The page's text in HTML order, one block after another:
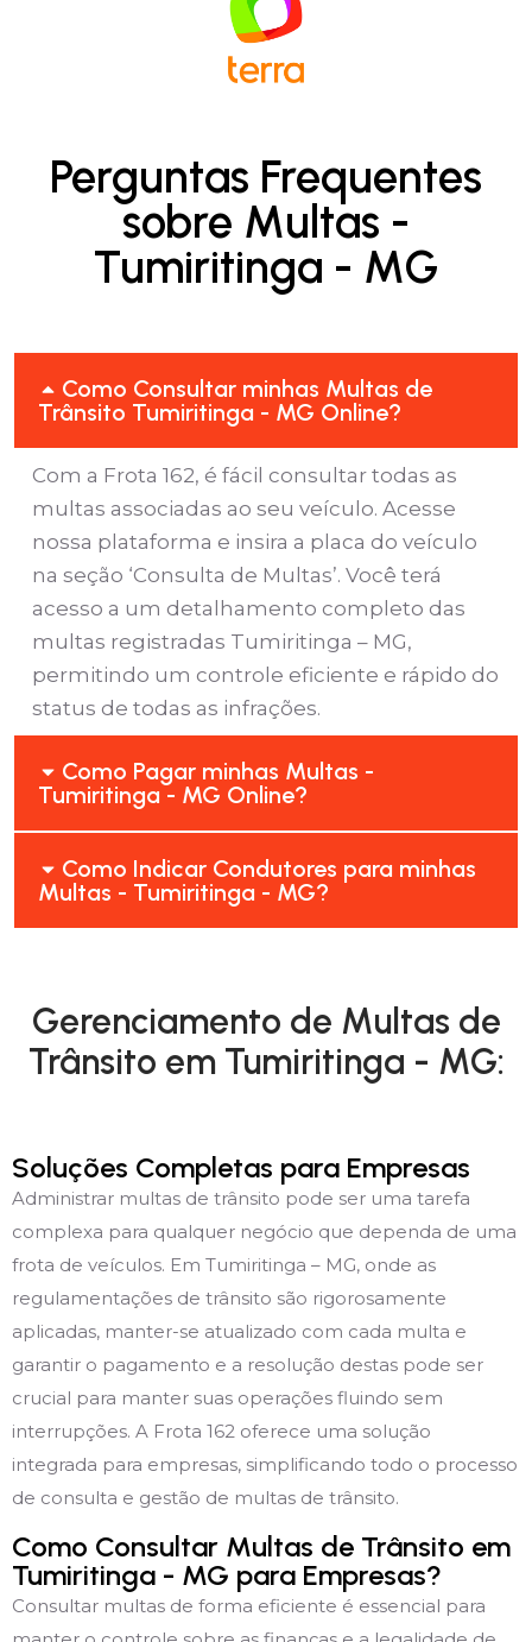
Perguntas Frequentes
sobre Multas -
Tumiritinga - MG
Como Consultar minhas Multas de
Trânsito Tumiritinga - MG Online?
Com a Frota 162, é fácil consultar todas as
multas associadas ao seu veículo. Acesse
nossa plataforma e insira a placa do veículo
na seção ‘Consulta de Multas’. Você terá
acesso a um detalhamento completo das
multas registradas Tumiritinga – MG,
permitindo um controle eficiente e rápido do
status de todas as infrações.
Como Pagar minhas Multas -
Tumiritinga - MG Online?
Como Indicar Condutores para minhas
Multas - Tumiritinga - MG?
Gerenciamento de Multas de
Trânsito em Tumiritinga - MG:
Soluções Completas para Empresas
Administrar multas de trânsito pode ser uma tarefa
complexa para qualquer negócio que dependa de uma
frota de veículos. Em Tumiritinga – MG, onde as
regulamentações de trânsito são rigorosamente
aplicadas, manter-se atualizado com cada multa e
garantir o pagamento e a resolução destas pode ser
crucial para manter suas operações fluindo sem
interrupções. A Frota 162 oferece uma solução
integrada para empresas, simplificando todo o processo
de consulta e gestão de multas de trânsito.
Como Consultar Multas de Trânsito em
Tumiritinga - MG para Empresas?
Consultar multas de forma eficiente é essencial para